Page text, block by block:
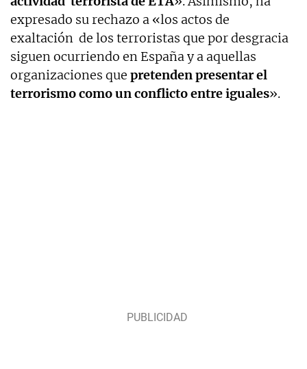
expresado su rechazo a «los actos de
exaltación de los terroristas que por desgracia
siguen ocurriendo en España y a aquellas
organizaciones que pretenden presentar el
terrorismo como un conflicto entre iguales».